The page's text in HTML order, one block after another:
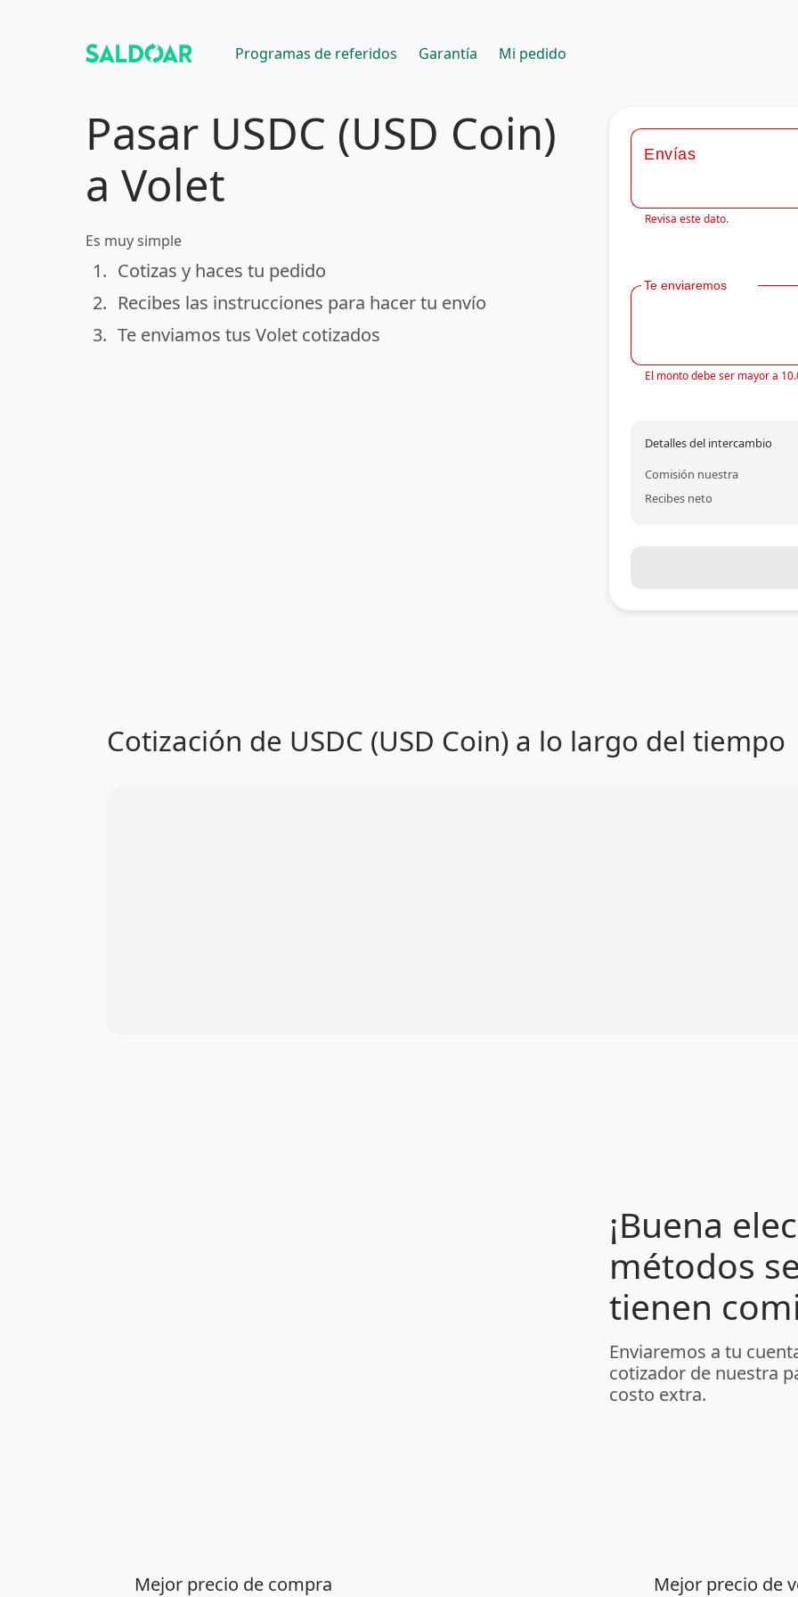
Programas de referidos Garantía Mi pedido
Pasar USDC (USD Coin)
a Volet
Es muy simple
done
1. Cotizas y haces tu pedido
done
2. Recibes las instrucciones para hacer tu envío
done
3. Te enviamos tus Volet cotizados
Envías
Revisa este dato.
Te enviaremos
El monto debe ser mayor a
Detalles del intercambio
Comisión nuestra
Recibes neto
Cotización de USDC (USD Coin) a lo largo del tiempo
¡Buena
métodos
tienen
Enviaremos a tu
cotizador de nuestra
costo extra.
Mejor precio de compra Mejor precio de